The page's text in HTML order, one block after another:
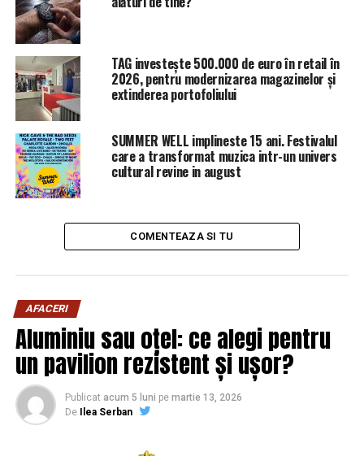
Actul normativ mai stipulează că modalitatea
modalitatea de stabilire a limitelor noilor arii naturale
protejate se stabileşte prin hotărâre a Guvernului.
Actul normativ va intra în dezbaterea Senatului, ca
primă cameră sesizată.
ARTICOLE PE ACEIASI TEMA: PRIMA
URMATORUL
Dezastru pentru toți șoferii! În curând, 70% bani în plus
pentru mașini | Sibiul de AZI
jocurile Rusiei în România” | Sibiul de AZI
TAG investește 500.000 de euro în retail în
2026, pentru modernizarea magazinelor și
extinderea portofoliului
SUMMER WELL implineste 15 ani. Festivalul
care a transformat muzica intr-un univers
cultural revine in august
COMENTEAZA SI TU
AFACERI
Aluminiu sau oțel: ce alegi pentru
un pavilion rezistent și ușor?
Publicat acum 5 luni pe martie 13, 2026
De
Ilea Serban